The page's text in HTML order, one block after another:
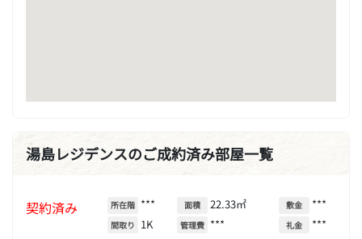
湯島レジデンスのご成約済み部屋一覧
契約済み 所在階 ***
間取り 1K
面積 22.33㎡
管理費 ***
敷金 ***
礼金 ***